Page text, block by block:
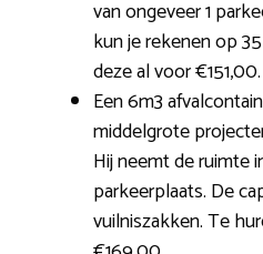
van ongeveer 1
kun je rekenen op
deze al voor €151,00.
Een 6m3
middelgrote
Hij neemt de ruimte
parkeerplaats. De
vuilniszakken. Te